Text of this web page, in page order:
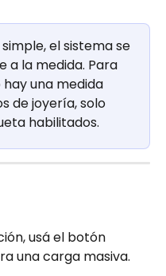
el sistema se
la medida. Para
una medida
de joyería, solo
habilitados.
usá el botón
una carga masiva.